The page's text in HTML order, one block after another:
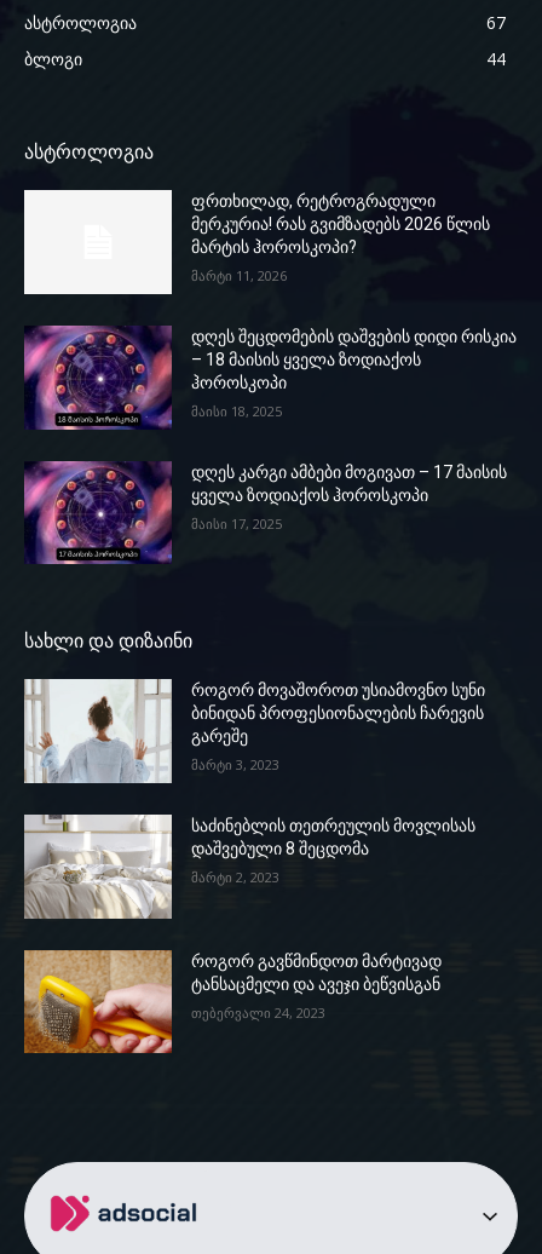
ასტროლოგია
67
ბლოგი
44
ასტროლოგია
ფრთხილად, რეტროგრადული
მერკურია! რას გვიმზადებს 2026 წლის
მარტის ჰოროსკოპი?
მარტი 11, 2026
დღეს შეცდომების დაშვების დიდი რისკია
– 18 მაისის ყველა ზოდიაქოს
ჰოროსკოპი
მაისი 18, 2025
დღეს კარგი ამბები მოგივათ – 17 მაისის
ყველა ზოდიაქოს ჰოროსკოპი
მაისი 17, 2025
სახლი და დიზაინი
როგორ მოვაშოროთ უსიამოვნო სუნი
ბინიდან პროფესიონალების ჩარევის
გარეშე
მარტი 3, 2023
საძინებლის თეთრეულის მოვლისას
დაშვებული 8 შეცდომა
მარტი 2, 2023
როგორ გავწმინდოთ მარტივად
ტანსაცმელი და ავეჯი ბეწვისგან
თებერვალი 24, 2023